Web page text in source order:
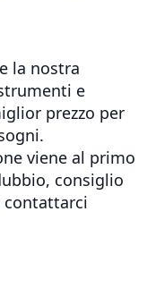
la nostra
e
prezzo per
viene al primo
consiglio
contattarci